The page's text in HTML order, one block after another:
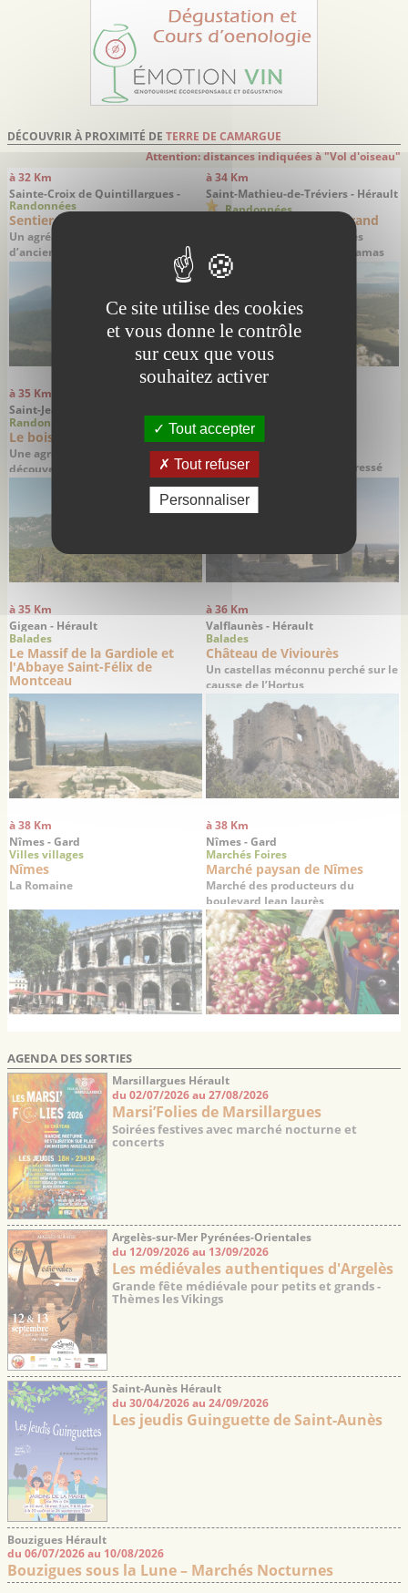
DÉCOUVRIR À PROXIMITÉ DE TERRE DE CAMARGUE
Attention: distances indiquées à "Vol d'oiseau"
à 32 Km
Sainte-Croix de Quintillargues -
Hérault
Randonnées
Sentier des charbonnières
Un agréable circuit à la découverte
d’anciennes charbonnières
à 34 Km
Saint-Mathieu-de-Tréviers - Hérault
Randonnées
Le Château de Montferrand
Une randonnée alliant belles
pierres et splendides panoramas
à 35 Km
Saint-Jean-de-Cuculles - Hérault
Randonnées
Le bois de Lèque
Une agréable randonnée à la
découverte de deux magnifiques
Sites remarquables
L'Abbaye Saint-Felix de
Montceau
Un petit trésor historique dressé
sur un promontoire offrant une
superbe vue sur la plaine de
Gigean
à 35 Km
Gigean - Hérault
Balades
Le Massif de la Gardiole et
l'Abbaye Saint-Félix de
Montceau
à 36 Km
Valflaunès - Hérault
Balades
Château de Viviourès
Un castellas méconnu perché sur le
causse de l’Hortus
à 38 Km
Nîmes - Gard
Villes villages
Nîmes
La Romaine
à 38 Km
Nîmes - Gard
Marchés Foires
Marché paysan de Nîmes
Marché des producteurs du
boulevard Jean Jaurès
AGENDA DES SORTIES
Marsillargues Hérault
du 02/07/2026 au 27/08/2026
Marsi’Folies de Marsillargues
Soirées festives avec marché nocturne et
concerts
Argelès-sur-Mer Pyrénées-Orientales
du 12/09/2026 au 13/09/2026
Les médiévales authentiques d'Argelès
Grande fête médiévale pour petits et grands -
Thèmes les Vikings
Saint-Aunès Hérault
du 30/04/2026 au 24/09/2026
Les jeudis Guinguette de Saint-Aunès
Bouzigues Hérault
du 06/07/2026 au 10/08/2026
Bouzigues sous la Lune – Marchés Nocturnes
Ce site utilise des cookies
et vous donne le contrôle
sur ceux que vous
souhaitez activer
Tout accepter
Tout refuser
Personnaliser